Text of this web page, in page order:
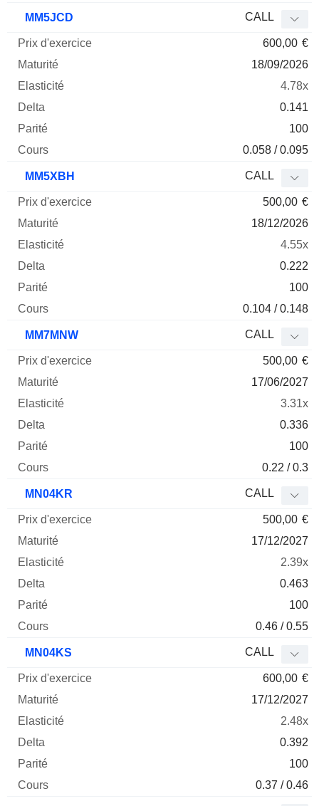
MM5JCD CALL
600,00 €
18/09/2026
4.78x
0.141
100
0.058 / 0.095
MM5XBH CALL
500,00 €
18/12/2026
4.55x
0.222
100
0.104 / 0.148
MM7MNW CALL
500,00 €
17/06/2027
3.31x
0.336
100
0.22 / 0.3
MN04KR CALL
500,00 €
17/12/2027
2.39x
0.463
100
0.46 / 0.55
MN04KS CALL
600,00 €
17/12/2027
2.48x
0.392
100
0.37 / 0.46